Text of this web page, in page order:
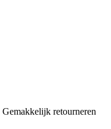
Gemakkelijk retourneren